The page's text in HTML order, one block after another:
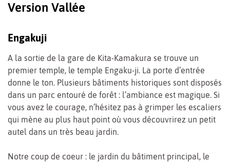
Version Vallée
Engakuji
A la sortie de la gare de Kita-Kamakura se trouve un
premier temple, le temple Engaku-ji. La porte d’entrée
donne le ton. Plusieurs bâtiments historiques sont disposés
dans un parc entouré de forêt : l’ambiance est magique. Si
vous avez le courage, n’hésitez pas à grimper les escaliers
qui mène au plus haut point où vous découvrirez un petit
autel dans un très beau jardin.
Notre coup de coeur : le jardin du bâtiment principal, le